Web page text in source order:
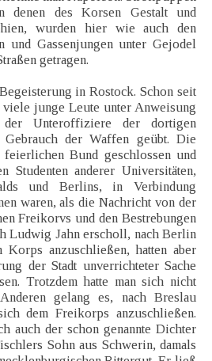
denen des Korsen Gestalt und
wurden hier wie auch den
und Gassenjungen unter Gejodel
getragen.
in Rostock. Schon seit
junge Leute unter Anweisung
Unteroffiziere der dortigen
der Waffen geübt. Die
feierlichen Bund geschlossen und
Studenten anderer Universitäten,
und Berlins, in Verbindung
waren, als die Nachricht von der
Freikorvs und den Bestrebungen
Ludwig Jahn erscholl, nach Berlin
anzuschließen, hatten aber
der Stadt unverrichteter Sache
Trotzdem hatte man sich nicht
gelang es, nach Breslau
dem Freikorps anzuschließen.
auch der schon genannte Dichter
Sohn aus Schwerin, damals